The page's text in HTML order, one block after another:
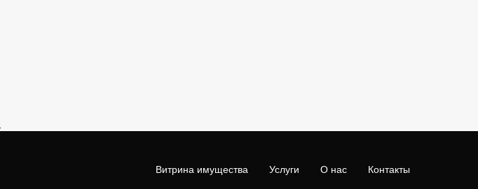
Витрина имущества Услуги О нас Контакты